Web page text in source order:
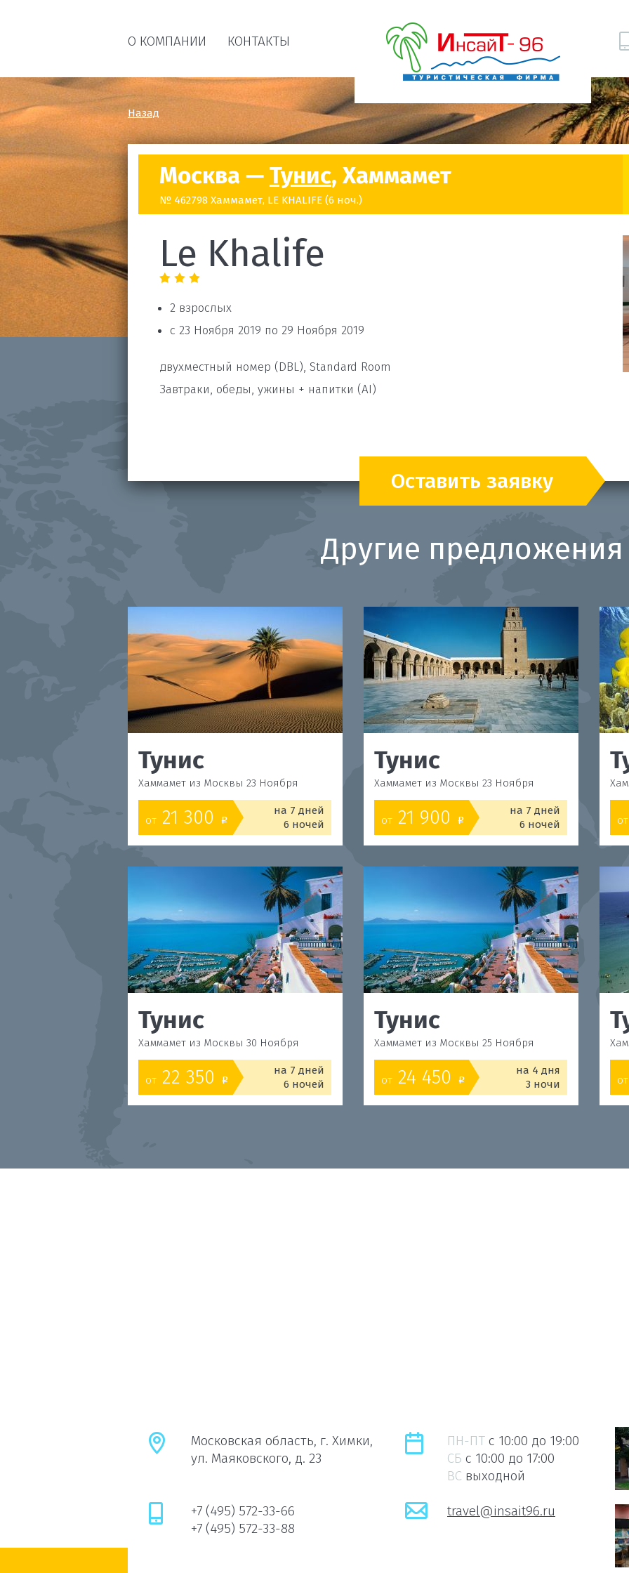
О КОМПАНИИ КОНТАКТЫ
Назад
Москва — Тунис, Хаммамет
№ 462798 Хаммамет, LE KHALIFE (6 ноч.)
Le Khalife
2 взрослых
с 23 Ноября 2019 по 29 Ноября 2019
двухместный номер (DBL), Standard Room
Завтраки, обеды, ужины + напитки (AI)
Оставить заявку
Другие предложения
Тунис
Хаммамет из Москвы 23 Ноября
от 21 300 o
на 7 дней
6 ночей
Тунис
Хаммамет из Москвы 23 Ноября
от 21 900 o
на 7 дней
6 ночей
от
Тунис
Хаммамет из Москвы 30 Ноября
от 22 350 o
на 7 дней
6 ночей
Тунис
Хаммамет из Москвы 25 Ноября
от 24 450 o
на 4 дня
3 ночи
от
Московская область, г. Химки,
ул. Маяковского, д. 23
+7 (495) 572-33-66
+7 (495) 572-33-88
travel@insait96.ru
ПН-ПТ c 10:00 до 19:00
СБ c 10:00 до 17:00
ВС выходной